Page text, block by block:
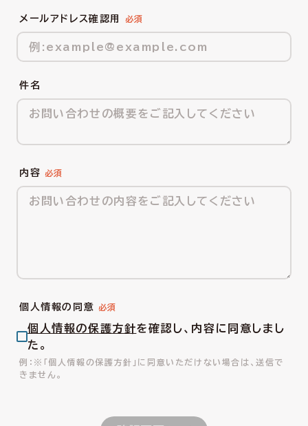
メールアドレス確認用
件名
内容
個人情報の同意
個人情報の保護方針を確認し、内容に同意しまし
た。
※「個人情報の保護方針」に同意いただけない場合は、送信で
きません。